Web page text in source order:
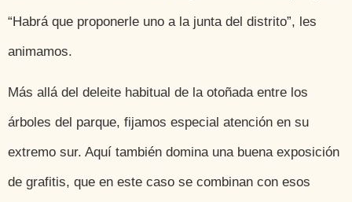
“Habrá que proponerle uno a la junta del distrito”, les
animamos.
Más allá del deleite habitual de la otoñada entre los
árboles del parque, fijamos especial atención en su
extremo sur. Aquí también domina una buena exposición
de grafitis, que en este caso se combinan con esos